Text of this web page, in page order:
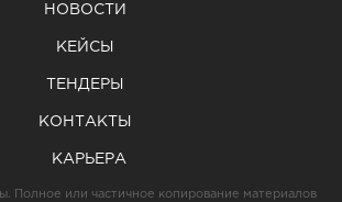
НОВОСТИ
КЕЙСЫ
ТЕНДЕРЫ
КОНТАКТЫ
КАРЬЕРА
Полное или частичное копирование материалов